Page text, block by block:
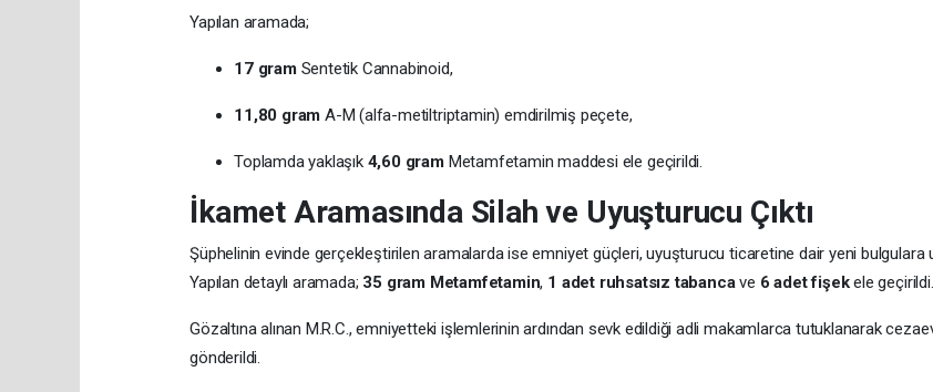
Yapılan aramada;
17 gramSentetik Cannabinoid,
11,80 gram A-M (alfa-metiltriptamin) emdirilmiş peçete,
Toplamda yaklaşık 4,60 gramMetamfetamin maddesi ele geçirildi.
İkamet Aramasında Silah ve Uyuşturucu Çıktı
Şüphelinin evinde gerçekleştirilen aramalarda ise emniyet güçleri, uyuşturucu ticaretine dair yeni bulgulara
Yapılan detaylı aramada; 35 gram Metamfetamin, 1 adet ruhsatsız tabancave 6 adet fişekele geçirildi.
Gözaltına alınan M.R.C., emniyetteki işlemlerinin ardından sevk edildiği adli makamlarca tutuklanarak
gönderildi.